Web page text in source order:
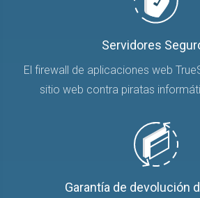
Servidores
El firewall de aplicaciones web
sitio web contra piratas
Garantía de devolución